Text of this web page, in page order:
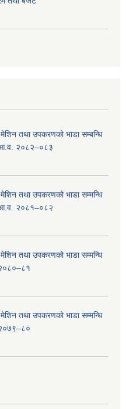
मेशिन तथा उपकरणको भाडा सम्बन्धि
आ.व. २०८२–०८३
मेशिन तथा उपकरणको भाडा सम्मन्धि
आ.व. २०८१–०८२
मेशिन तथा उपकरणको भाडा सम्मन्धि
मेशिन तथा उपकरणको भाडा सम्मन्धि